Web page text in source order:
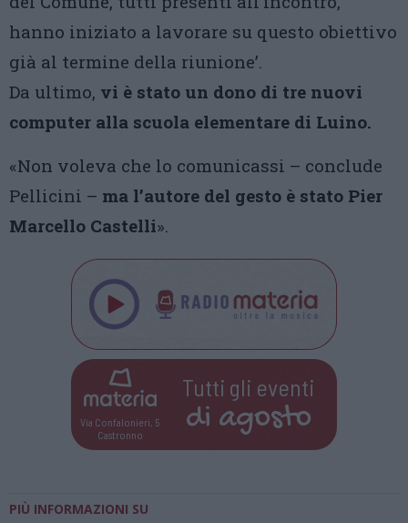
hanno iniziato a lavorare su questo obiettivo
già al termine della riunione’.
Da ultimo, vi è stato un dono di tre nuovi
computer alla scuola elementare di Luino.
«Non voleva che lo comunicassi – conclude
Pellicini – ma l’autore del gesto è stato Pier
Marcello Castelli».
Via Confalonieri, 5
Castronno
Tutti gli eventi
di agosto
PIÙ INFORMAZIONI SU